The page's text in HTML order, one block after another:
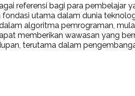
referensi bagi para
utama dalam dunia
algoritma pemrograman,
memberikan wawasan yang
terutama dalam